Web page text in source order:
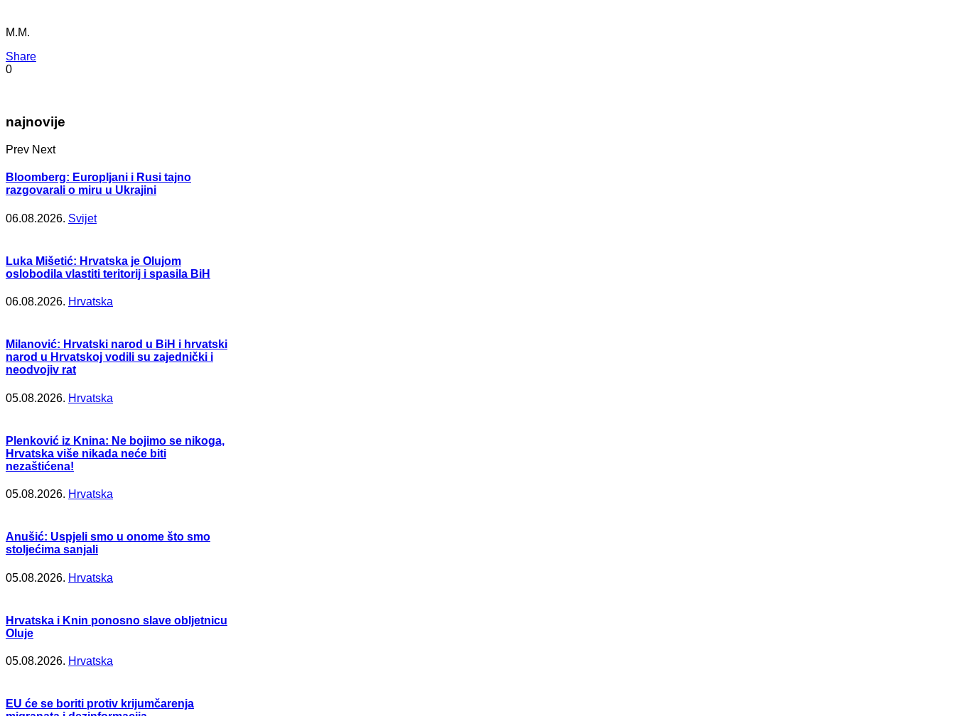
M.M.
Share
0
najnovije
Prev Next
Bloomberg: Europljani i Rusi tajno
razgovarali o miru u Ukrajini
06.08.2026. Svijet
Luka Mišetić: Hrvatska je Olujom
oslobodila vlastiti teritorij i spasila BiH
06.08.2026. Hrvatska
Milanović: Hrvatski narod u BiH i hrvatski
narod u Hrvatskoj vodili su zajednički i
neodvojiv rat
05.08.2026. Hrvatska
Plenković iz Knina: Ne bojimo se nikoga,
Hrvatska više nikada neće biti
nezaštićena!
05.08.2026. Hrvatska
Anušić: Uspjeli smo u onome što smo
stoljećima sanjali
05.08.2026. Hrvatska
Hrvatska i Knin ponosno slave obljetnicu
Oluje
05.08.2026. Hrvatska
EU će se boriti protiv krijumčarenja